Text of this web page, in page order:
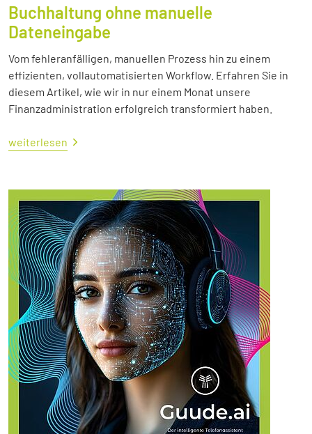
Buchhaltung ohne manuelle
Dateneingabe
Vom fehleranfälligen, manuellen Prozess hin zu einem
effizienten, vollautomatisierten Workflow. Erfahren Sie in
diesem Artikel, wie wir in nur einem Monat unsere
Finanzadministration erfolgreich transformiert haben.
weiterlesen